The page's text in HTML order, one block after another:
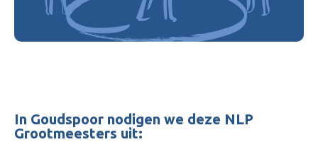
In Goudspoor nodigen we deze NLP
Grootmeesters uit: